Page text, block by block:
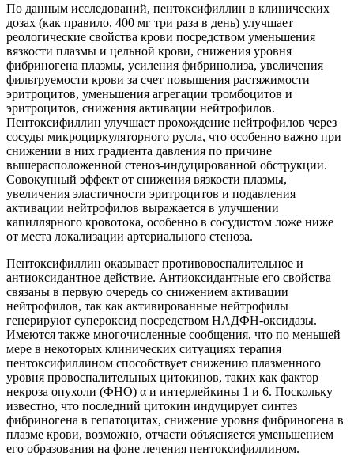
По данным исследований, пентоксифиллин в клинических
дозах (как правило, 400 мг три раза в день) улучшает
реологические свойства крови посредством уменьшения
вязкости плазмы и цельной крови, снижения уровня
фибриногена плазмы, усиления фибринолиза, увеличения
фильтруемости крови за счет повышения растяжимости
эритроцитов, уменьшения агрегации тромбоцитов и
эритроцитов, снижения активации нейтрофилов.
Пентоксифиллин улучшает прохождение нейтрофилов через
сосуды микроциркуляторного русла, что особенно важно при
снижении в них градиента давления по причине
вышерасположенной стеноз-индуцированной обструкции.
Совокупный эффект от снижения вязкости плазмы,
увеличения эластичности эритроцитов и подавления
активации нейтрофилов выражается в улучшении
капиллярного кровотока, особенно в сосудистом ложе ниже
от места локализации артериального стеноза.
Пентоксифиллин оказывает противовоспалительное и
антиоксидантное действие. Антиоксидантные его свойства
связаны в первую очередь со снижением активации
нейтрофилов, так как активированные нейтрофилы
генерируют супероксид посредством НАДФН-оксидазы.
Имеются также многочисленные сообщения, что по меньшей
мере в некоторых клинических ситуациях терапия
пентоксифиллином способствует снижению плазменного
уровня провоспалительных цитокинов, таких как фактор
некроза опухоли (ФНО) α и интерлейкины 1 и 6. Поскольку
известно, что последний цитокин индуцирует синтез
фибриногена в гепатоцитах, снижение уровня фибриногена в
плазме крови, возможно, отчасти объясняется уменьшением
его образования на фоне лечения пентоксифиллином.